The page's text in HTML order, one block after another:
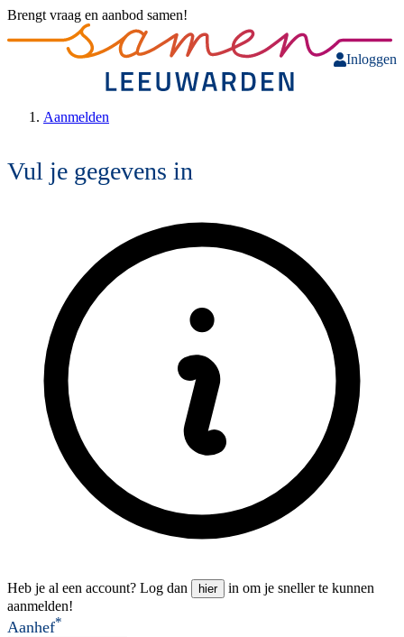
Brengt vraag en aanbod samen!
Inloggen
Aanmelden
Vul je gegevens in
Heb je al een account? Log dan hier
in om je sneller te kunnen
aanmelden!
Aanhef*